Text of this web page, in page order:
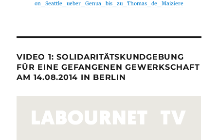
on_Seattle_ueber_Genua_bis_zu_Thomas_de_Maiziere
VIDEO 1: SOLIDARITÄTSKUNDGEBUNG
FÜR EINE GEFANGENEN GEWERKSCHAFT
AM 14.08.2014 IN BERLIN